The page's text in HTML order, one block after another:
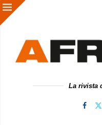
La rivista